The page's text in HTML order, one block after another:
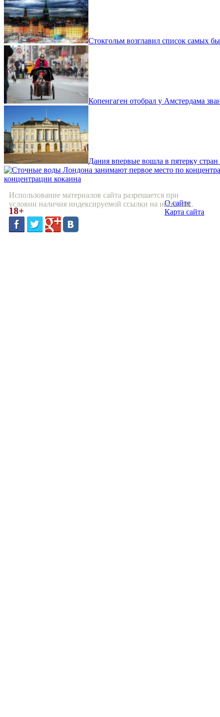
Стокгольм возглавил список самых
Копенгаген отобрал у Амстердама
Дания впервые вошла в пятерку
концентрации кокаина
Использование материалов сайта разрешается при
условии наличия индексируемой ссылки на источник.
18+
О сайте
Карта сайта